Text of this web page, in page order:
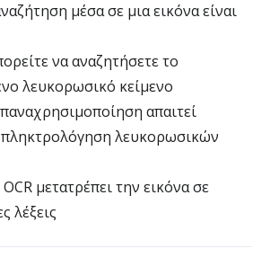
μέσα σε μια εικόνα είναι
να αναζητήσετε το
λευκορωσικό κείμενο
απαιτεί
πληκτρολόγηση λευκορωσικών
μετατρέπει την εικόνα σε
λέξεις